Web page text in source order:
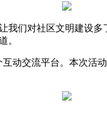
们对社区文明建设
。
动交流平台。本次